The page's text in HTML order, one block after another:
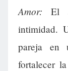
Amor: El
intimidad.
pareja en
fortalecer